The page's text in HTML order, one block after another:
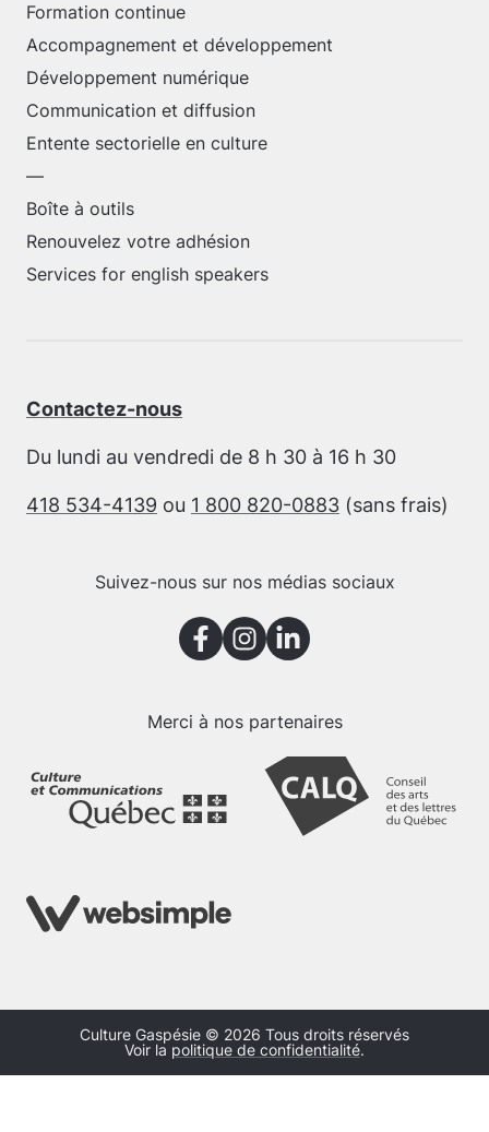
Formation continue
Accompagnement et développement
Développement numérique
Communication et diffusion
Entente sectorielle en culture
—
Boîte à outils
Renouvelez votre adhésion
Services for english speakers
Contactez-nous
Du lundi au vendredi de 8 h 30 à 16 h 30
418 534-4139 ou 1 800 820-0883 (sans frais)
Suivez-nous sur nos médias sociaux
Merci à nos partenaires
Culture Gaspésie © 2026 Tous droits réservés
Voir la politique de confidentialité.